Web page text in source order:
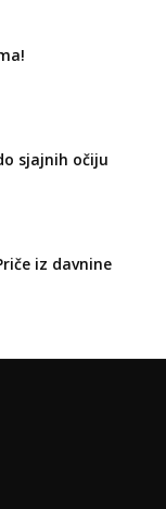
sjajnih očiju
iz davnine